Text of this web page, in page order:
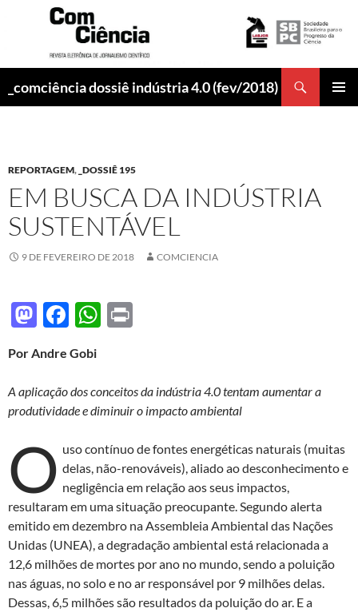
_comciência dossiê indústria 4.0 (fev/2018)
REPORTAGEM, _DOSSIÊ 195
EM BUSCA DA INDÚSTRIA
SUSTENTÁVEL
9 DE FEVEREIRO DE 2018 COMCIENCIA
M
to
d
o
n
F
e
b
o
o
k
W
s
A
p
p
Por Andre Gobi
A aplicação dos conceitos da indústria 4.0 tentam aumentar a
produtividade e diminuir o impacto ambiental
O uso contínuo de fontes energéticas naturais (muitas
delas, não-renováveis), aliado ao desconhecimento e
negligência em relação aos seus impactos,
resultaram em uma situação preocupante. Segundo alerta
emitido em dezembro na Assembleia Ambiental das Nações
Unidas (UNEA), a degradação ambiental está relacionada a
12,6 milhões de mortes por ano no mundo, sendo a poluição
nas águas, no solo e no ar responsável por 9 milhões delas.
Dessas, 6,5 milhões são resultados da poluição do ar. E a